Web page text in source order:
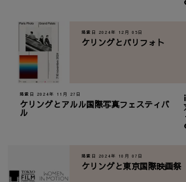
掲載日 2024年 12月 05日
ケリングとパリフォト
掲載日 2024年 11月 27日
ケリングとアルル国際写真フェスティバ
ル
掲載日 2024年 10月 07日
ケリングと東京国際映画祭